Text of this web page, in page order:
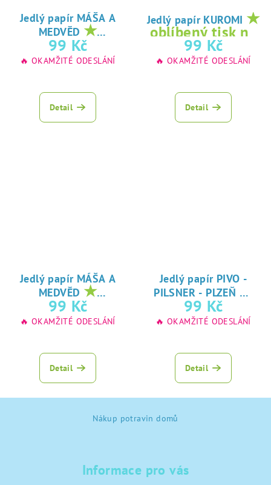
Jedlý papír MÁŠA A
MEDVĚD ★
oblíbený tisk na
jedlý papír
99 Kč
🔥 OKAMŽITÉ ODESLÁNÍ
Detail
Jedlý papír KUROMI ★
oblíbený tisk na
jedlý papír
99 Kč
🔥 OKAMŽITÉ ODESLÁNÍ
Detail
Jedlý papír MÁŠA A
MEDVĚD ★
oblíbený tisk na
jedlý papír
99 Kč
🔥 OKAMŽITÉ ODESLÁNÍ
Detail
Jedlý papír PIVO -
PILSNER - PLZEŇ ★
oblíbený tisk na
jedlý papír
99 Kč
🔥 OKAMŽITÉ ODESLÁNÍ
Detail
Nákup potravin domů
Informace pro vás